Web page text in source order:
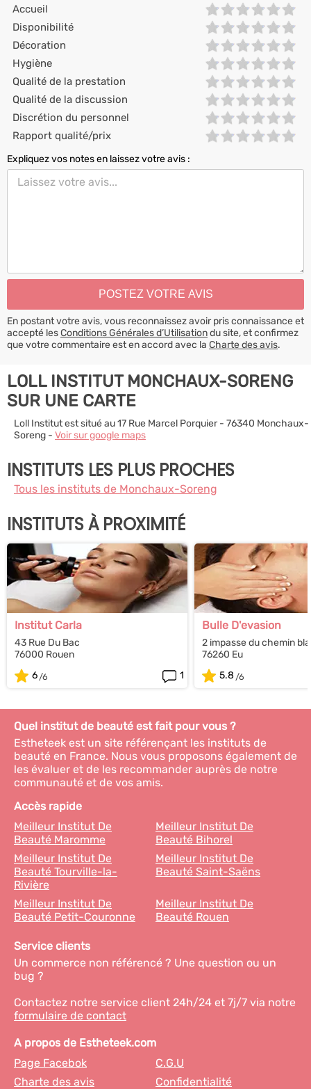
Accueil
Disponibilité
Décoration
Hygiène
Qualité de la prestation
Qualité de la discussion
Discrétion du personnel
Rapport qualité/prix
Expliquez vos notes en laissez votre avis :
En postant votre avis, vous reconnaissez avoir pris connaissance et
accepté lesConditions Générales d’Utilisationdu site, et confirmez
que votre commentaire est en accord avec la Charte des avis.
LOLL INSTITUT MONCHAUX-SORENG
SUR UNE CARTE
Loll Institut est situé au 17 Rue Marcel Porquier - 76340 Monchaux-
Soreng - Voir sur google maps
INSTITUTS LES PLUS PROCHES
Tous les instituts de Monchaux-Soreng
INSTITUTS À PROXIMITÉ
Institut Carla
43 Rue Du Bac
76000 Rouen
6
1
Bulle D'evasion
2 impasse du chemin
76260 Eu
5.8
Quel institut de beauté est fait pour vous ?
Estheteek est un site référençant les instituts de
beauté en France. Nous vous proposons également de
les évaluer et de les recommander auprès de notre
communauté et de vos amis.
Accès rapide
Meilleur Institut De
Beauté Maromme
Meilleur Institut De
Beauté Bihorel
Meilleur Institut De
Beauté Tourville-la-
Rivière
Meilleur Institut De
Beauté Saint-Saëns
Meilleur Institut De
Beauté Petit-Couronne
Meilleur Institut De
Beauté Rouen
Service clients
Un commerce non référencé ? Une question ou un
bug ?
Contactez notre service client 24h/24 et 7j/7 via notre
formulaire de contact
A propos de Estheteek.com
Page Facebok
C.G.U
Charte des avis
Confidentialité